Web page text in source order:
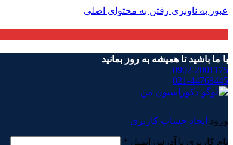
عبور به ناوبری رفتن به محتوای اصلی
با ما باشید تا همیشه به روز بمانید
0902-2001175
021-44768445
ورود ایجاد حساب کاربری
نام کاربری یا آدرس ایمیل *